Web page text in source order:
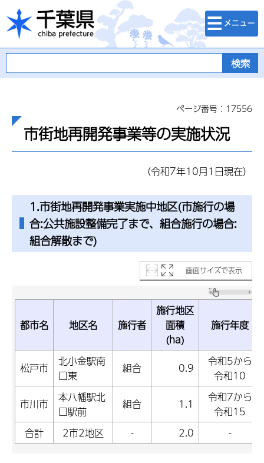
千葉県
検索・メニュ
ー
ページ番号：17556
市街地再開発事業等の実施状況
（令和7年10月1日現在）
1.市街地再開発事業実施中地区(市施行の場
合:公共施設整備完了まで、組合施行の場合:
組合解散まで)
画面サイズで表示
都市名 地区名 施行者
施行地区
面積
(ha)
施行年度
松戸市
北小金駅南
口東
組合 0.9
令和5から
令和10
市川市
本八幡駅北
口駅前
組合 1.1
令和7から
令和15
合計
2市2地区 - 2.0 -